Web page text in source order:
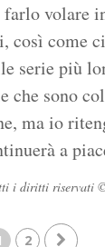
volare
così come
serie più
che sono
ma io
a
i diritti riservati
2